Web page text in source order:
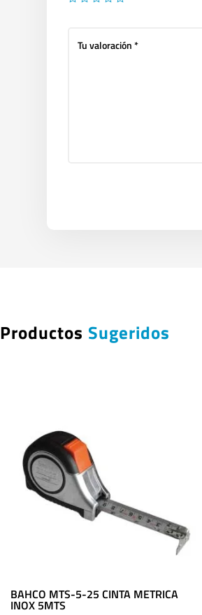
Productos Sugeridos
BAHCO MTS-5-25 CINTA METRICA
INOX 5MTS